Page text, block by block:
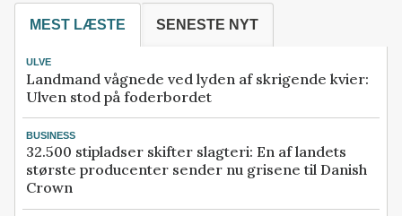
MEST LÆSTE SENESTE NYT
ULVE
Landmand vågnede ved lyden af skrigende kvier:
Ulven stod på foderbordet
BUSINESS
32.500 stipladser skifter slagteri: En af landets
største producenter sender nu grisene til Danish
Crown